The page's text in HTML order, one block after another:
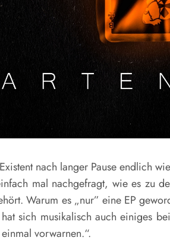
nach langer Pause endlich
mal nachgefragt, wie es zu
Warum es „nur” eine EP
sich musikalisch auch einiges
vorwarnen.“.